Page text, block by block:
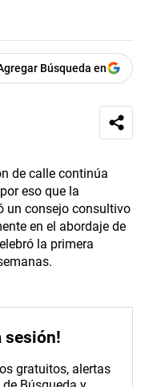
Búsqueda en
de calle continúa
eso que la
un consejo consultivo
en el abordaje de
la primera
sesión!
gratuitos, alertas